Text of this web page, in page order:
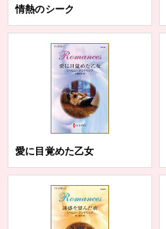
情熱のシーク
愛に目覚めた乙女